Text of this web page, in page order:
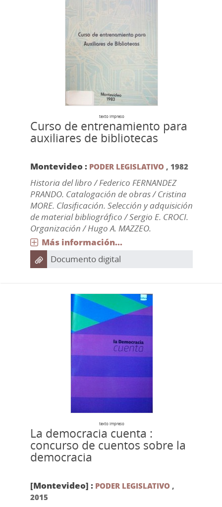
texto impreso
Curso de entrenamiento para
auxiliares de bibliotecas
Montevideo : PODER LEGISLATIVO , 1982
Historia del libro / Federico FERNANDEZ
PRANDO. Catalogación de obras / Cristina
MORE. Clasificación. Selección y adquisición
de material bibliográfico / Sergio E. CROCI.
Organización / Hugo A. MAZZEO.
Más información...
Documento digital
texto impreso
La democracia cuenta :
concurso de cuentos sobre la
democracia
[Montevideo] : PODER LEGISLATIVO ,
2015